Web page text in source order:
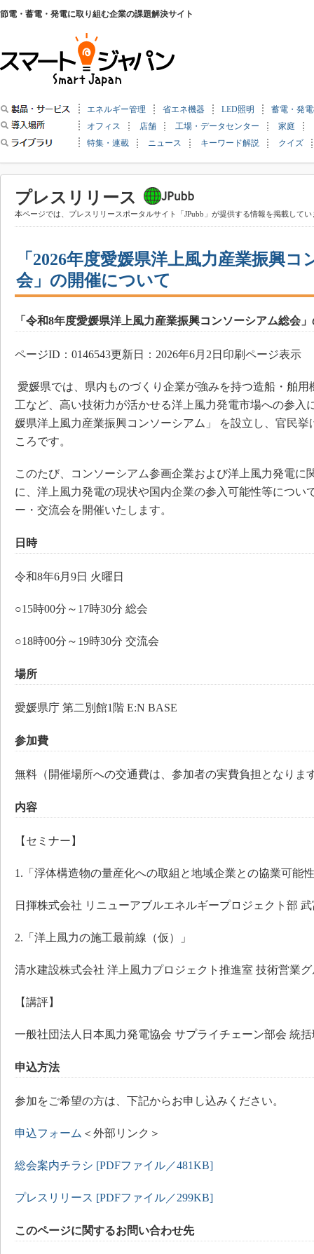
節電・蓄電・発電に取り組む企業の課題解決サイト
エネルギー管理 省エネ機器 LED照明
蓄電・発
オフィス
店舗 工場・データセンター
家庭
特集・連載
ニュース キーワード解説 クイズ
プレスリリース
本ページでは、プレスリリースポータルサイト「JPubb」が提供する情報を掲載してい
「2026年度愛媛県洋上風力産業振興
会」の開催について
「令和8年度愛媛県洋上風力産業振興コンソーシアム総会
ページID：0146543更新日：2026年6月2日印刷ページ表示
愛媛県では、県内ものづくり企業が強みを持つ造船・舶
工など、高い技術力が活かせる洋上風力発電市場への参入
媛県洋上風力産業振興コンソーシアム」 を設立し、官民
ころです。
このたび、コンソーシアム参画企業および洋上風力発電に
に、洋上風力発電の現状や国内企業の参入可能性等につい
ー・交流会を開催いたします。
日時
令和8年6月9日 火曜日
○15時00分～17時30分 総会
○18時00分～19時30分 交流会
場所
愛媛県庁 第二別館1階 E:N BASE
参加費
無料（開催場所への交通費は、参加者の実費負担となりま
内容
【セミナー】
1.「浮体構造物の量産化への取組と地域企業との協業可能
日揮株式会社 リニューアブルエネルギープロジェクト部
2.「洋上風力の施工最前線（仮）」
清水建設株式会社 洋上風力プロジェクト推進室 技術営業
【講評】
一般社団法人日本風力発電協会 サプライチェーン部会 統
申込方法
参加をご希望の方は、下記からお申し込みください。
申込フォーム ＜外部リンク＞
総会案内チラシ [PDFファイル／481KB]
プレスリリース [PDFファイル／299KB]
このページに関するお問い合わせ先